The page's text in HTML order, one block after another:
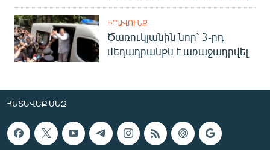
ԻՐԱՎՈՒՆՔ
Ծառուկյանին նոր՝ 3-րդ
մեղադրանքն է առաջադրվել
ՀԵՏԵՎԵՔ ՄԵԶ